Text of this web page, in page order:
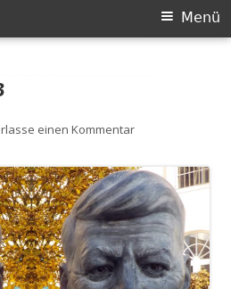
Menü
einen Kommentarzu Gelesen